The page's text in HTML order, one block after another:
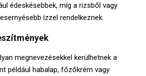
édeskésebbek, míg a rizsből vagy
ízzel rendelkeznek.
megnevezésekkel kerülhetnek a
például habalap, főzőkrém vagy